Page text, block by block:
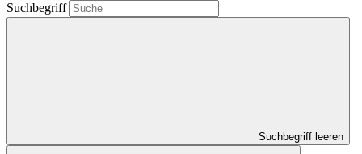
Suchbegriff
Suchbegriff leeren